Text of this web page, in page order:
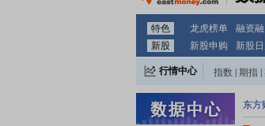
特色 龙虎榜单 融资
新股
新股申购 新股
行情中心 指数 期指
东方